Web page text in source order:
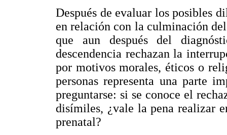
Después de evaluar los posibles
en relación con la culminación
que aun después del
descendencia rechazan la
por motivos morales, éticos o
personas representa una parte
preguntarse: si se conoce el
disímiles, ¿vale la pena realizar
prenatal?